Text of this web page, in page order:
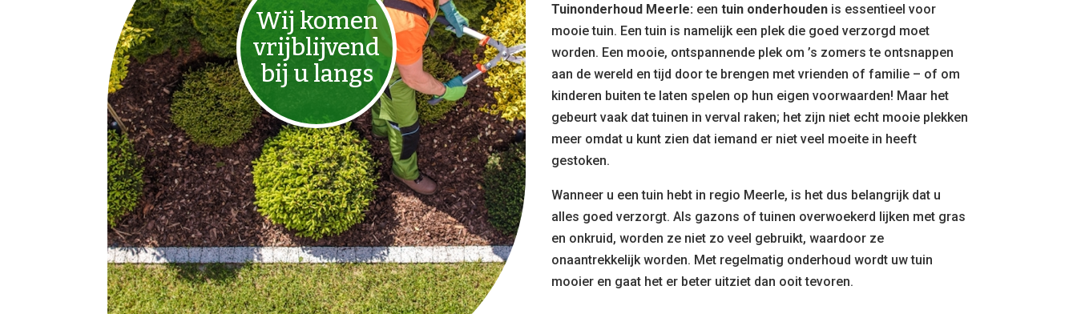
Wij komen
vrijblijvend
bij u langs
Tuinonderhoud Meerle: eentuin onderhouden is essentieel voor
mooie tuin. Een tuin is namelijk een plek die goed verzorgd moet
worden. Een mooie, ontspannende plek om ’s zomers te ontsnappen
aan de wereld en tijd door te brengen met vrienden of familie – of om
kinderen buiten te laten spelen op hun eigen voorwaarden! Maar het
gebeurt vaak dat tuinen in verval raken; het zijn niet echt mooie plekken
meer omdat u kunt zien dat iemand er niet veel moeite in heeft
gestoken.
Wanneer u een tuin hebt in regio Meerle, is het dus belangrijk dat u
alles goed verzorgt. Als gazons of tuinen overwoekerd lijken met gras
en onkruid, worden ze niet zo veel gebruikt, waardoor ze
onaantrekkelijk worden. Met regelmatig onderhoud wordt uw tuin
mooier en gaat het er beter uitziet dan ooit tevoren.